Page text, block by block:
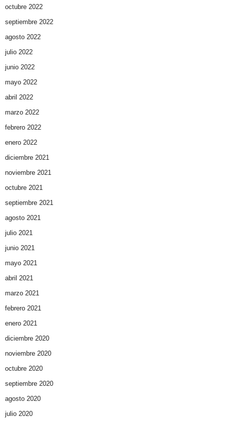
octubre 2022
septiembre 2022
agosto 2022
julio 2022
junio 2022
mayo 2022
abril 2022
marzo 2022
febrero 2022
enero 2022
diciembre 2021
noviembre 2021
octubre 2021
septiembre 2021
agosto 2021
julio 2021
junio 2021
mayo 2021
abril 2021
marzo 2021
febrero 2021
enero 2021
diciembre 2020
noviembre 2020
octubre 2020
septiembre 2020
agosto 2020
julio 2020